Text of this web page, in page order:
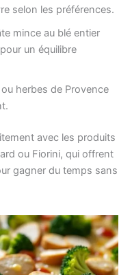
selon les préférences.
mince au blé entier
un équilibre
herbes de Provence
avec les produits
ou Fiorini, qui offrent
gagner du temps sans